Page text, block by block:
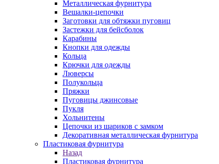
Металлическая фурнитура
Вешалки-цепочки
Заготовки для обтяжки пуговиц
Застежки для бейсболок
Карабины
Кнопки для одежды
Кольца
Крючки для одежды
Люверсы
Полукольца
Пряжки
Пуговицы джинсовые
Пукля
Хольнитены
Цепочки из шариков с замком
Декоративная металлическая фурнитура
Пластиковая фурнитура
Назад
Пластиковая фурнитура